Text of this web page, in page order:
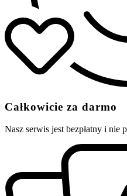
Całkowicie za darmo
Nasz serwis jest bezpłatny i nie